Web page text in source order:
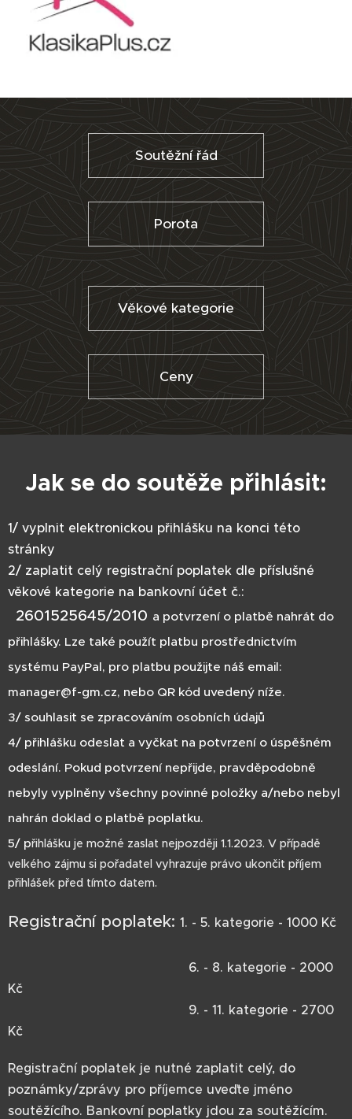
Soutěžní řád
Porota
Věkové kategorie
Ceny
Jak se do soutěže přihlásit:
1/ vyplnit elektronickou přihlášku na konci této
stránky
2/ zaplatit celý registrační poplatek dle příslušné
věkové kategorie na bankovní účet č.:
2601525645/2010 a potvrzení o platbě nahrát do
přihlášky. Lze také použít platbu prostřednictvím
systému PayPal, pro platbu použijte náš email:
manager@f-gm.cz, nebo QR kód uvedený níže.
3/ souhlasit se zpracováním osobních údajů
4/ přihlášku odeslat a vyčkat na potvrzení o úspěšném
odeslání. Pokud potvrzení nepřijde, pravděpodobně
nebyly vyplněny všechny povinné položky a/nebo nebyl
nahrán doklad o platbě poplatku.
5/ přihlášku je možné zaslat nejpozději 1.1.2023. V případě
velkého zájmu si pořadatel vyhrazuje právo ukončit příjem
přihlášek před tímto datem.
Registrační poplatek: 1. - 5. kategorie - 1000 Kč
6. - 8. kategorie - 2000
Kč
9. - 11. kategorie - 2700
Kč
Registrační poplatek je nutné zaplatit celý, do
poznámky/zprávy pro příjemce uveďte jméno
soutěžícího. Bankovní poplatky jdou za soutěžícím.